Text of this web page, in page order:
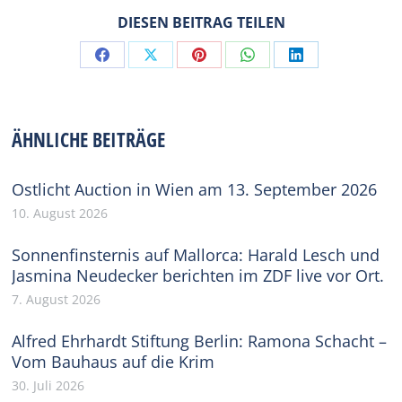
DIESEN BEITRAG TEILEN
Share Share Share Share Share
ÄHNLICHE BEITRÄGE
Ostlicht Auction in Wien am 13. September 2026
10. August 2026
Sonnenfinsternis auf Mallorca: Harald Lesch und
Jasmina Neudecker berichten im ZDF live vor Ort.
7. August 2026
Alfred Ehrhardt Stiftung Berlin: Ramona Schacht –
Vom Bauhaus auf die Krim
30. Juli 2026